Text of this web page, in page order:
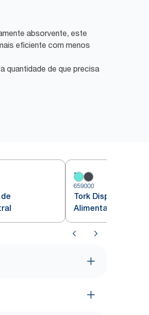
absorvente, este
eficiente com menos
quantidade de que precisa
659000
Tork Dispensador de
Alimentação Central